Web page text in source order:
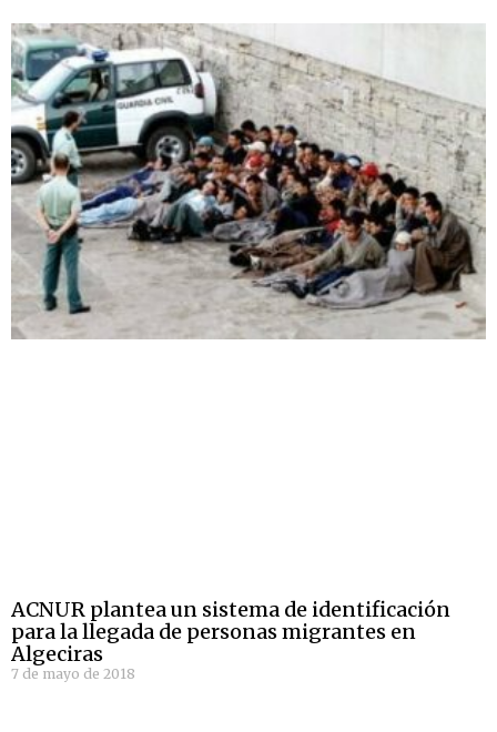
ACNUR plantea un sistema de identificación
para la llegada de personas migrantes en
Algeciras
7 de mayo de 2018